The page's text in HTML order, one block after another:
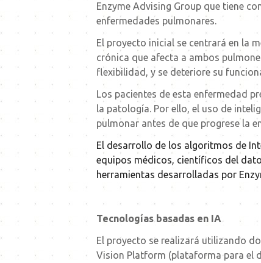
Enzyme Advising Group que tiene
enfermedades pulmonares.
El proyecto inicial se centrará en la
crónica que afecta a ambos
flexibilidad, y se deteriore su
Los pacientes de esta enfermedad
la patología. Por ello, el uso de
pulmonar antes de que progrese la
El desarrollo de los algoritmos de
equipos médicos, científicos del
herramientas desarrolladas por
Tecnologías basadas en IA
El proyecto se realizará utilizando
Vision Platform (plataforma para el